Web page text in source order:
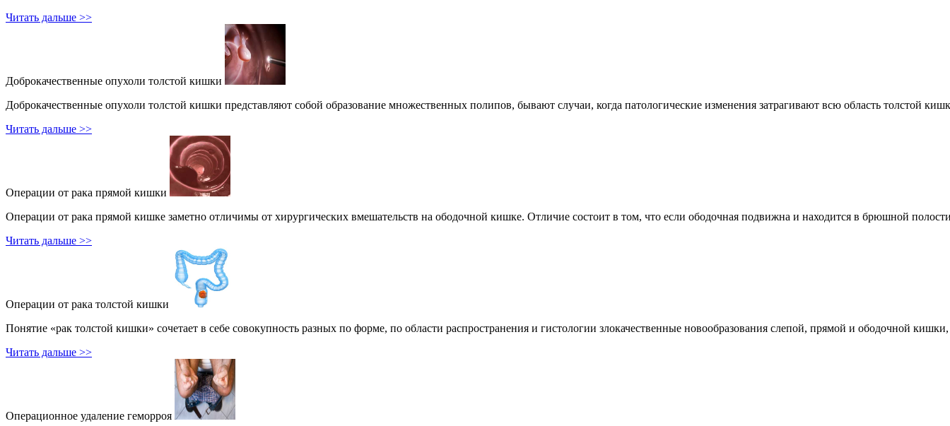
Читать дальше >>
Доброкачественные опухоли толстой кишки
Доброкачественные опухоли толстой кишки представляют собой образование множественных полипов, бывают случаи, когда патологические изменения затрагивают всю область
Читать дальше >>
Операции от рака прямой кишки
Операции от рака прямой кишке заметно отличимы от хирургических вмешательств на ободочной кишке. Отличие состоит в том, что если ободочная подвижна и находится в брюшной
Читать дальше >>
Операции от рака толстой кишки
Понятие «рак толстой кишки» сочетает в себе совокупность разных по форме, по области распространения и гистологии злокачественные новообразования слепой, прямой и ободочной
Читать дальше >>
Операционное удаление геморроя